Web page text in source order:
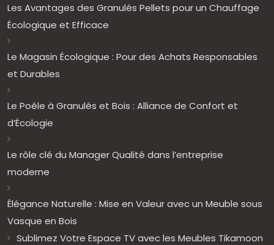
Les Avantages des Granulés Pellets pour un Chauffage
Écologique et Efficace
Le Magasin Écologique : Pour des Achats Responsables
et Durables
Le Poêle à Granulés et Bois : Alliance de Confort et
d’Écologie
Le rôle clé du Manager Qualité dans l’entreprise
moderne
Élégance Naturelle : Mise en Valeur avec un Meuble sous
Vasque en Bois
Sublimez Votre Espace TV avec les Meubles Tikamoon